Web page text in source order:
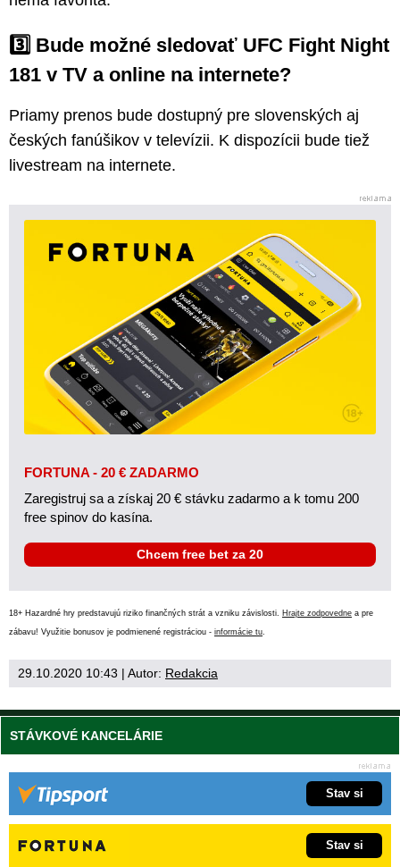
3️⃣ Bude možné sledovať UFC Fight Night
181 v TV a online na internete?
Priamy prenos bude dostupný pre slovenských aj
českých fanúšikov v televízii. K dispozícii bude tiež
livestream na internete.
FORTUNA - 20 € ZADARMO
Zaregistruj sa a získaj 20 € stávku zadarmo a k tomu 200
free spinov do kasína.
Chcem free bet za 20
18+ Hazardné hry predstavujú riziko finančných strát a vzniku závislosti. Hrajte zodpovedne a pre
zábavu! Využitie bonusov je podmienené registráciou - informácie tu.
29.10.2020 10:43 | Autor: Redakcia
STÁVKOVÉ KANCELÁRIE
Stav si
Stav si